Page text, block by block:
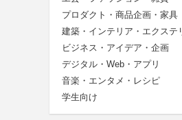
プロダクト・商品企画・家具
建築・インテリア・エクステ
ビジネス・アイデア・企画
デジタル・Web・アプリ
音楽・エンタメ・レシピ
学生向け